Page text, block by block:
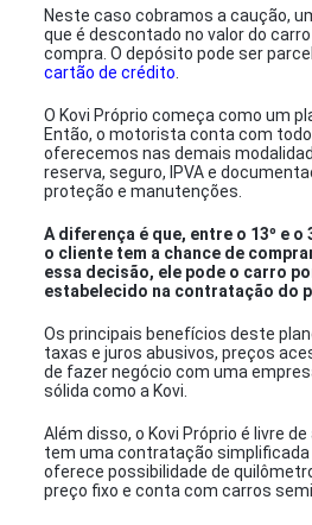
Neste caso cobramos a caução,
que é descontado no valor do
compra. O depósito pode ser
cartão de crédito
O Kovi Próprio começa como um
Então, o motorista conta com
oferecemos nas demais
reserva, seguro, IPVA e
proteção e manutenções.
A diferença é que, entre o 13º e
o cliente tem a chance de
essa decisão, ele pode o carro
estabelecido na contratação do
Os principais benefícios deste
taxas e juros abusivos, preços
de fazer negócio com uma
sólida como a Kovi.
Além disso, o Kovi Próprio é livre
tem uma contratação simplificada
oferece possibilidade de
preço fixo e conta com carros